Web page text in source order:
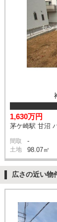
1,630万円
茅ケ崎駅 甘沼
間取 -
土地 98.07㎡
広さの近い物